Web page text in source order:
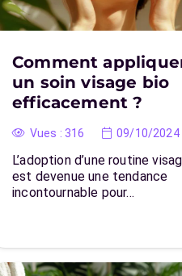
Comment
un soin visage bio
efficacement ?
Vues : 316 09/10/2024
L’adoption d’une routine
est devenue une tendance
incontournable pour…